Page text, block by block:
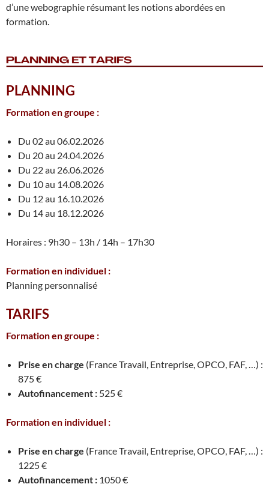
d’une webographie résumant les notions abordées en
formation.
PLANNING
Formation en groupe :
Du 02 au 06.02.2026
Du 20 au 24.04.2026
Du 22 au 26.06.2026
Du 10 au 14.08.2026
Du 12 au 16.10.2026
Du 14 au 18.12.2026
Horaires : 9h30 – 13h / 14h – 17h30
Formation en individuel :
Planning personnalisé
TARIFS
Formation en groupe :
Prise en charge (France Travail, Entreprise, OPCO, FAF, …) :
875 €
Autofinancement : 525 €
Formation en individuel :
Prise en charge (France Travail, Entreprise, OPCO, FAF, …) :
1225 €
Autofinancement : 1050 €